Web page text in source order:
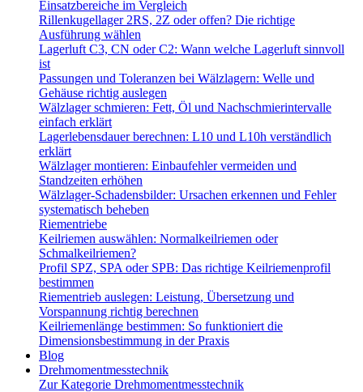
Einsatzbereiche im Vergleich
Rillenkugellager 2RS, 2Z oder offen? Die richtige
Ausführung wählen
Lagerluft C3, CN oder C2: Wann welche Lagerluft sinnvoll
ist
Passungen und Toleranzen bei Wälzlagern: Welle und
Gehäuse richtig auslegen
Wälzlager schmieren: Fett, Öl und Nachschmierintervalle
einfach erklärt
Lagerlebensdauer berechnen: L10 und L10h verständlich
erklärt
Wälzlager montieren: Einbaufehler vermeiden und
Standzeiten erhöhen
Wälzlager-Schadensbilder: Ursachen erkennen und Fehler
systematisch beheben
Riementriebe
Keilriemen auswählen: Normalkeilriemen oder
Schmalkeilriemen?
Profil SPZ, SPA oder SPB: Das richtige Keilriemenprofil
bestimmen
Riementrieb auslegen: Leistung, Übersetzung und
Vorspannung richtig berechnen
Keilriemenlänge bestimmen: So funktioniert die
Dimensionsbestimmung in der Praxis
Blog
Drehmomentmesstechnik
Zur Kategorie Drehmomentmesstechnik